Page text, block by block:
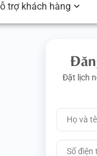
trợ khách hàng
Đặt lịch